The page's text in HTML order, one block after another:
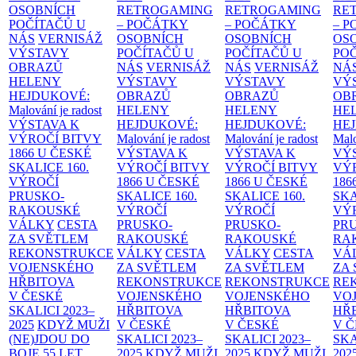
OSOBNÍCH
POČÍTAČŮ U
NÁS VERNISÁŽ
VÝSTAVY
OBRAZŮ
HELENY
HEJDUKOVÉ:
Malování je radost
VÝSTAVA K
VÝROČÍ BITVY
1866 U ČESKÉ
SKALICE 160.
VÝROČÍ
PRUSKO-
RAKOUSKÉ
VÁLKY CESTA
ZA SVĚTLEM
REKONSTRUKCE
VOJENSKÉHO
HŘBITOVA
V ČESKÉ
SKALICI 2023–
2025 KDYŽ MUŽI
(NE)JDOU DO
RETROGAMING
– POČÁTKY
OSOBNÍCH
POČÍTAČŮ U
NÁS VERNISÁŽ
VÝSTAVY
OBRAZŮ
HELENY
HEJDUKOVÉ:
Malování je radost
VÝSTAVA K
VÝROČÍ BITVY
1866 U ČESKÉ
SKALICE 160.
VÝROČÍ
PRUSKO-
RAKOUSKÉ
VÁLKY CESTA
ZA SVĚTLEM
REKONSTRUKCE
VOJENSKÉHO
HŘBITOVA
V ČESKÉ
SKALICI 2023–
RETROGAMING
– POČÁTKY
OSOBNÍCH
POČÍTAČŮ U
NÁS VERNISÁŽ
VÝSTAVY
OBRAZŮ
HELENY
HEJDUKOVÉ:
Malování je radost
VÝSTAVA K
VÝROČÍ BITVY
1866 U ČESKÉ
SKALICE 160.
VÝROČÍ
PRUSKO-
RAKOUSKÉ
VÁLKY CESTA
ZA SVĚTLEM
REKONSTRUKCE
VOJENSKÉHO
HŘBITOVA
V ČESKÉ
SKALICI 2023–
–
ZA
V